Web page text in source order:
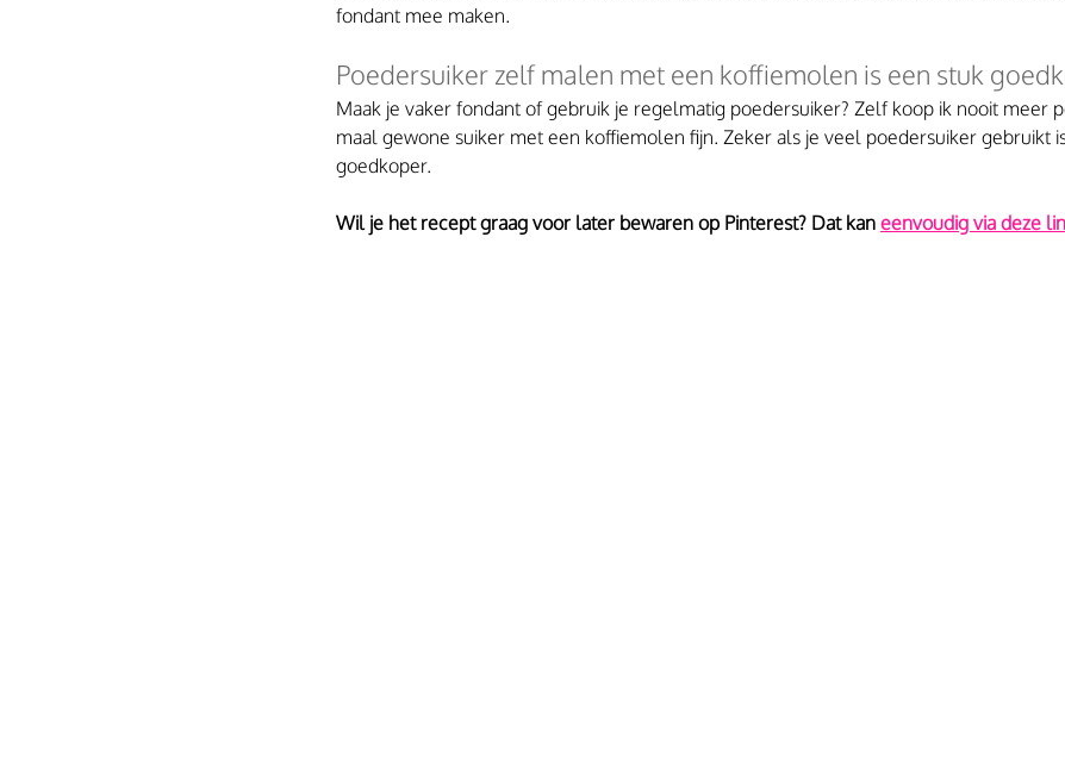
fondant mee maken.
Poedersuiker zelf malen met een koffiemolen is een stuk
Maak je vaker fondant of gebruik je regelmatig poedersuiker? Zelf koop ik nooit meer
maal gewone suiker met een koffiemolen fijn. Zeker als je veel poedersuiker gebruikt
goedkoper.
Wil je het recept graag voor later bewaren op Pinterest? Dat kan eenvoudig via deze